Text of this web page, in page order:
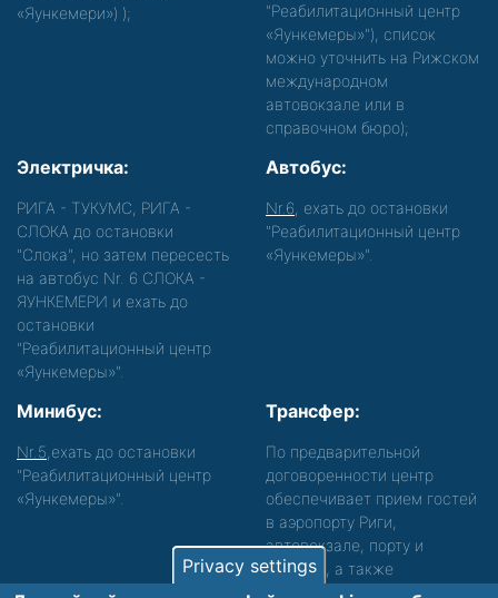
«Яункемери») );
"Реабилитационный центр
«Яункемеры»"), список
можно уточнить на Рижском
международном
автовокзале или в
справочном бюро);
Электричка:
РИГА - ТУКУМС, РИГА -
СЛОКА до остановки
"Слока", но затем пересесть
на автобус Nr. 6 СЛОКА -
ЯУНКЕМЕРИ и ехать до
остановки
"Реабилитационный центр
«Яункемеры»".
Автобус:
Nr.6 , ехать до остановки
"Реабилитационный центр
«Яункемеры»".
Минибус:
Nr.5 ,ехать до остановки
"Реабилитационный центр
«Яункемеры»".
Трансфер:
По предварительной
договоренности центр
обеспечивает прием гостей
в аэропорту Риги,
автовокзале, порту и
вокзале, а также
сопровождение. Просьба
Privacy settings